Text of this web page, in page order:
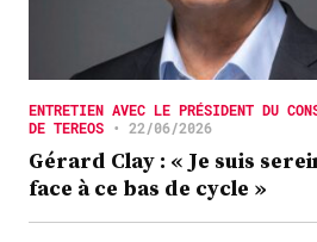
ENTRETIEN AVEC LE PRÉSIDENT DU
DE TEREOS • 22/06/2026
Gérard Clay : « Je suis
face à ce bas de cycle »